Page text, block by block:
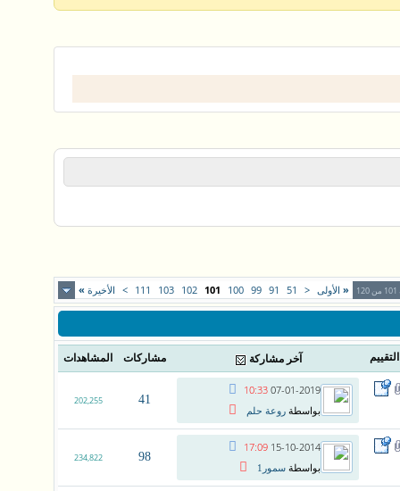
« الأولى <
51
91
99
100
101
102
103
111
> الأخيرة »
التقييم آخر مشاركة مشاركات المشاهدات
07-01-2019
10:33
بواسطة روعة حلم
41
202,255
15-10-2014
17:09
بواسطة سمور1
98
234,822